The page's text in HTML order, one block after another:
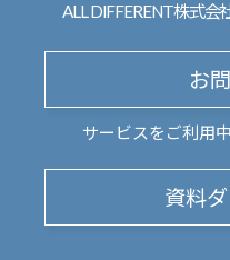
ALL DIFFERENT株式会
お
サービスをご利用
資料